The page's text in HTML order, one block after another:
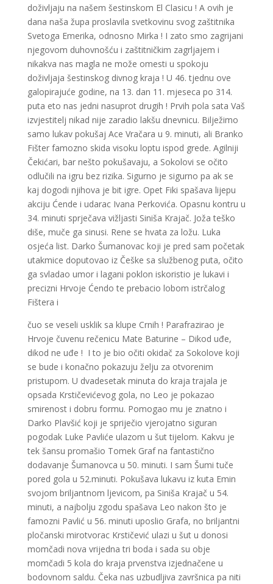
doživljaju na našem šestinskom El Clasicu ! A ovih je
dana naša župa proslavila svetkovinu svog zaštitnika
Svetoga Emerika, odnosno Mirka ! I zato smo zagrijani
njegovom duhovnošću i zaštitničkim zagrljajem i
nikakva nas magla ne može omesti u spokoju
doživljaja šestinskog divnog kraja ! U 46. tjednu ove
galopirajuće godine, na 13. dan 11. mjeseca po 314.
puta eto nas jedni nasuprot drugih ! Prvih pola sata Vaš
izvjestitelj nikad nije zaradio lakšu dnevnicu. Bilježimo
samo lukav pokušaj Ace Vračara u 9. minuti, ali Branko
Fišter famozno skida visoku loptu ispod grede. Agilniji
Čekićari, bar nešto pokušavaju, a Sokolovi se očito
odlučili na igru bez rizika. Sigurno je sigurno pa ak se
kaj dogodi njihova je bit igre. Opet Fiki spašava lijepu
akciju Ćende i udarac Ivana Perkovića. Opasnu kontru u
34. minuti sprječava vižljasti Siniša Krajač. Joža teško
diše, muče ga sinusi. Rene se hvata za ložu. Luka
osjeća list. Darko Šumanovac koji je pred sam početak
utakmice doputovao iz Češke sa službenog puta, očito
ga svladao umor i lagani poklon iskoristio je lukavi i
precizni Hrvoje Ćendo te prebacio lobom istrčalog
Fištera i
čuo se veseli usklik sa klupe Crnih ! Parafrazirao je
Hrvoje čuvenu rečenicu Mate Baturine – Dikod uđe,
dikod ne uđe ! I to je bio očiti okidač za Sokolove koji
se bude i konačno pokazuju želju za otvorenim
pristupom. U dvadesetak minuta do kraja trajala je
opsada Krstičevićevog gola, no Leo je pokazao
smirenost i dobru formu. Pomogao mu je znatno i
Darko Plavšić koji je spriječio vjerojatno siguran
pogodak Luke Pavliće ulazom u šut tijelom. Kakvu je
tek šansu promašio Tomek Graf na fantastično
dodavanje Šumanovca u 50. minuti. I sam Šumi tuče
pored gola u 52.minuti. Pokušava lukavu iz kuta Emin
svojom briljantnom ljevicom, pa Siniša Krajač u 54.
minuti, a najbolju zgodu spašava Leo nakon što je
famozni Pavlić u 56. minuti uposlio Grafa, no briljantni
pločanski mirotvorac Krstičević ulazi u šut u donosi
momčadi nova vrijedna tri boda i sada su obje
momčadi 5 kola do kraja prvenstva izjednačene u
bodovnom saldu. Čeka nas uzbudljiva završnica pa niti